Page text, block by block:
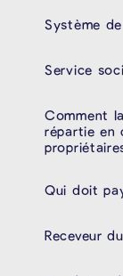
Système
Service
Comment
répartie en
Qui doit
Receveur